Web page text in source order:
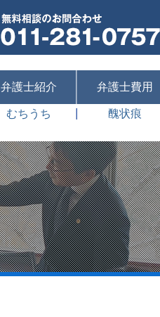
弁護士紹介 弁護士費用
むちうち 醜状痕